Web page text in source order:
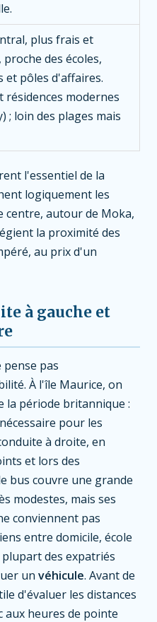
plus frais et
des écoles,
et pôles d'affaires.
résidences modernes
; loin des plages mais
l'essentiel de la
logiquement les
centre, autour de Moka,
la proximité des
au prix d'un
à gauche et
pense pas
À l'île Maurice, on
la période britannique :
pour les
à droite, en
et lors des
bus couvre une grande
modestes, mais ses
conviennent pas
entre domicile, école
des expatriés
un véhicule. Avant de
d'évaluer les distances
aux heures de pointe